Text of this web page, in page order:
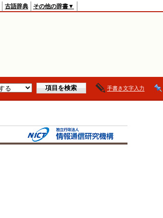
古語辞典 その他の辞書▼
手書き文字入力